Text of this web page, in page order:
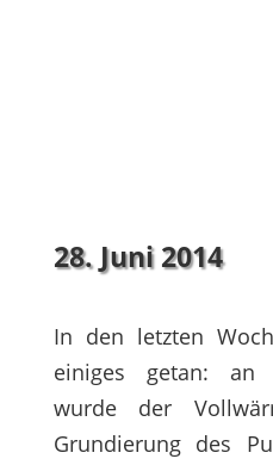
28. Juni 2014
In den letzten
einiges getan: an
wurde der
Grundierung des